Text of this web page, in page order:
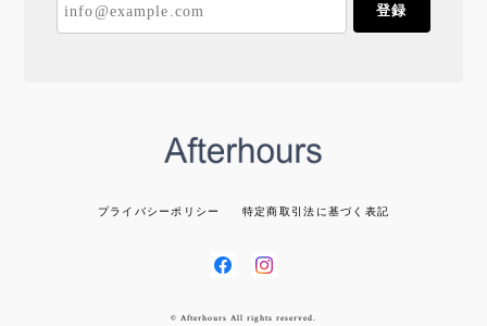
登録
プライバシーポリシー 特定商取引法に基づく表記
© Afterhours All rights reserved.